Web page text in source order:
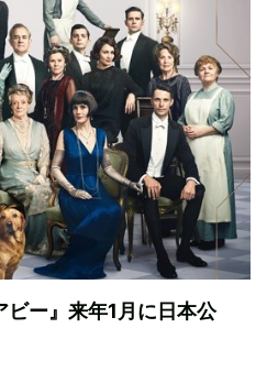
ビー』来年1月に日本公